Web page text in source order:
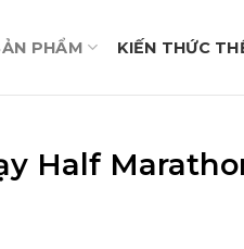
PHẨM KIẾN THỨC
Half